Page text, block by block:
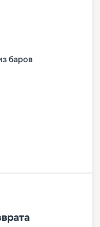
баров